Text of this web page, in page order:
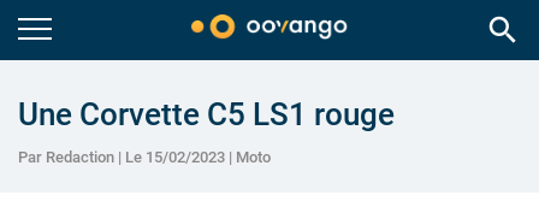
search
Une Corvette C5 LS1 rouge
Par Redaction | Le 15/02/2023 | Moto